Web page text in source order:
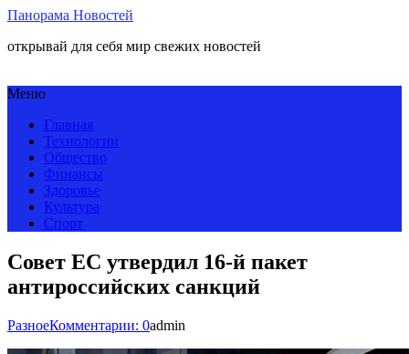
Панорама Новостей
открывай для себя мир свежих новостей
Меню
Главная
Технологии
Общество
Финансы
Здоровье
Культура
Спорт
Совет ЕС утвердил 16-й пакет
антироссийских санкций
РазноеКомментарии: 0admin